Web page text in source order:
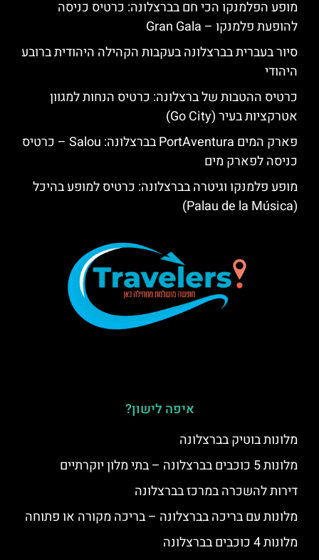
מופע הפלמנקו הכי חם בברצלונה: כרטיס כניסה
להופעת פלמנקו – Gran Gala
סיור בעברית בברצלונה בעקבות הקהילה היהודית ברובע
היהודי
כרטיס ההטבות של ברצלונה: כרטיס הנחות למגוון
אטרקציות בעיר (Go City)
פארק המים PortAventura בברצלונה: Salou – כרטיס
כניסה לפארק מים
מופע פלמנקו וגיטרה בברצלונה: כרטיס למופע בהיכל
(Palau de la Música)
איפה לישון?
מלונות בוטיק בברצלונה
מלונות 5 כוכבים בברצלונה – בתי מלון יוקרתיים
דירות להשכרה במרכז בברצלונה
מלונות עם בריכה בברצלונה – בריכה מקורה או פתוחה
מלונות 4 כוכבים בברצלונה